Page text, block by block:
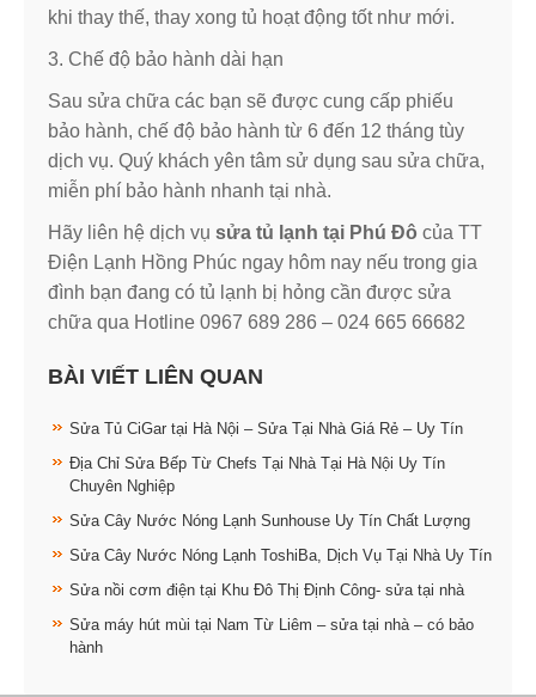
khi thay thế, thay xong tủ hoạt động tốt như mới.
3. Chế độ bảo hành dài hạn
Sau sửa chữa các bạn sẽ được cung cấp phiếu
bảo hành, chế độ bảo hành từ 6 đến 12 tháng tùy
dịch vụ. Quý khách yên tâm sử dụng sau sửa chữa,
miễn phí bảo hành nhanh tại nhà.
Hãy liên hệ dịch vụ sửa tủ lạnh tại Phú Đô của TT
Điện Lạnh Hồng Phúc ngay hôm nay nếu trong gia
đình bạn đang có tủ lạnh bị hỏng cần được sửa
chữa qua Hotline 0967 689 286 – 024 665 66682
BÀI VIẾT LIÊN QUAN
Sửa Tủ CiGar tại Hà Nội – Sửa Tại Nhà Giá Rẻ – Uy Tín
Địa Chỉ Sửa Bếp Từ Chefs Tại Nhà Tại Hà Nội Uy Tín
Chuyên Nghiệp
Sửa Cây Nước Nóng Lạnh Sunhouse Uy Tín Chất Lượng
Sửa Cây Nước Nóng Lạnh ToshiBa, Dịch Vụ Tại Nhà Uy Tín
Sửa nồi cơm điện tại Khu Đô Thị Định Công- sửa tại nhà
Sửa máy hút mùi tại Nam Từ Liêm – sửa tại nhà – có bảo
hành